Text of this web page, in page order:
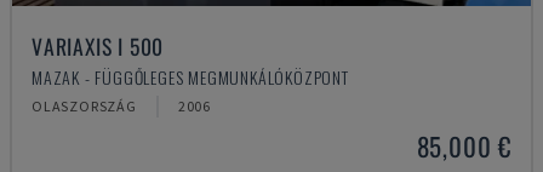
VARIAXIS I 500
MAZAK - FÜGGŐLEGES MEGMUNKÁLÓKÖZPONT
OLASZORSZÁG 2006
85,000 €